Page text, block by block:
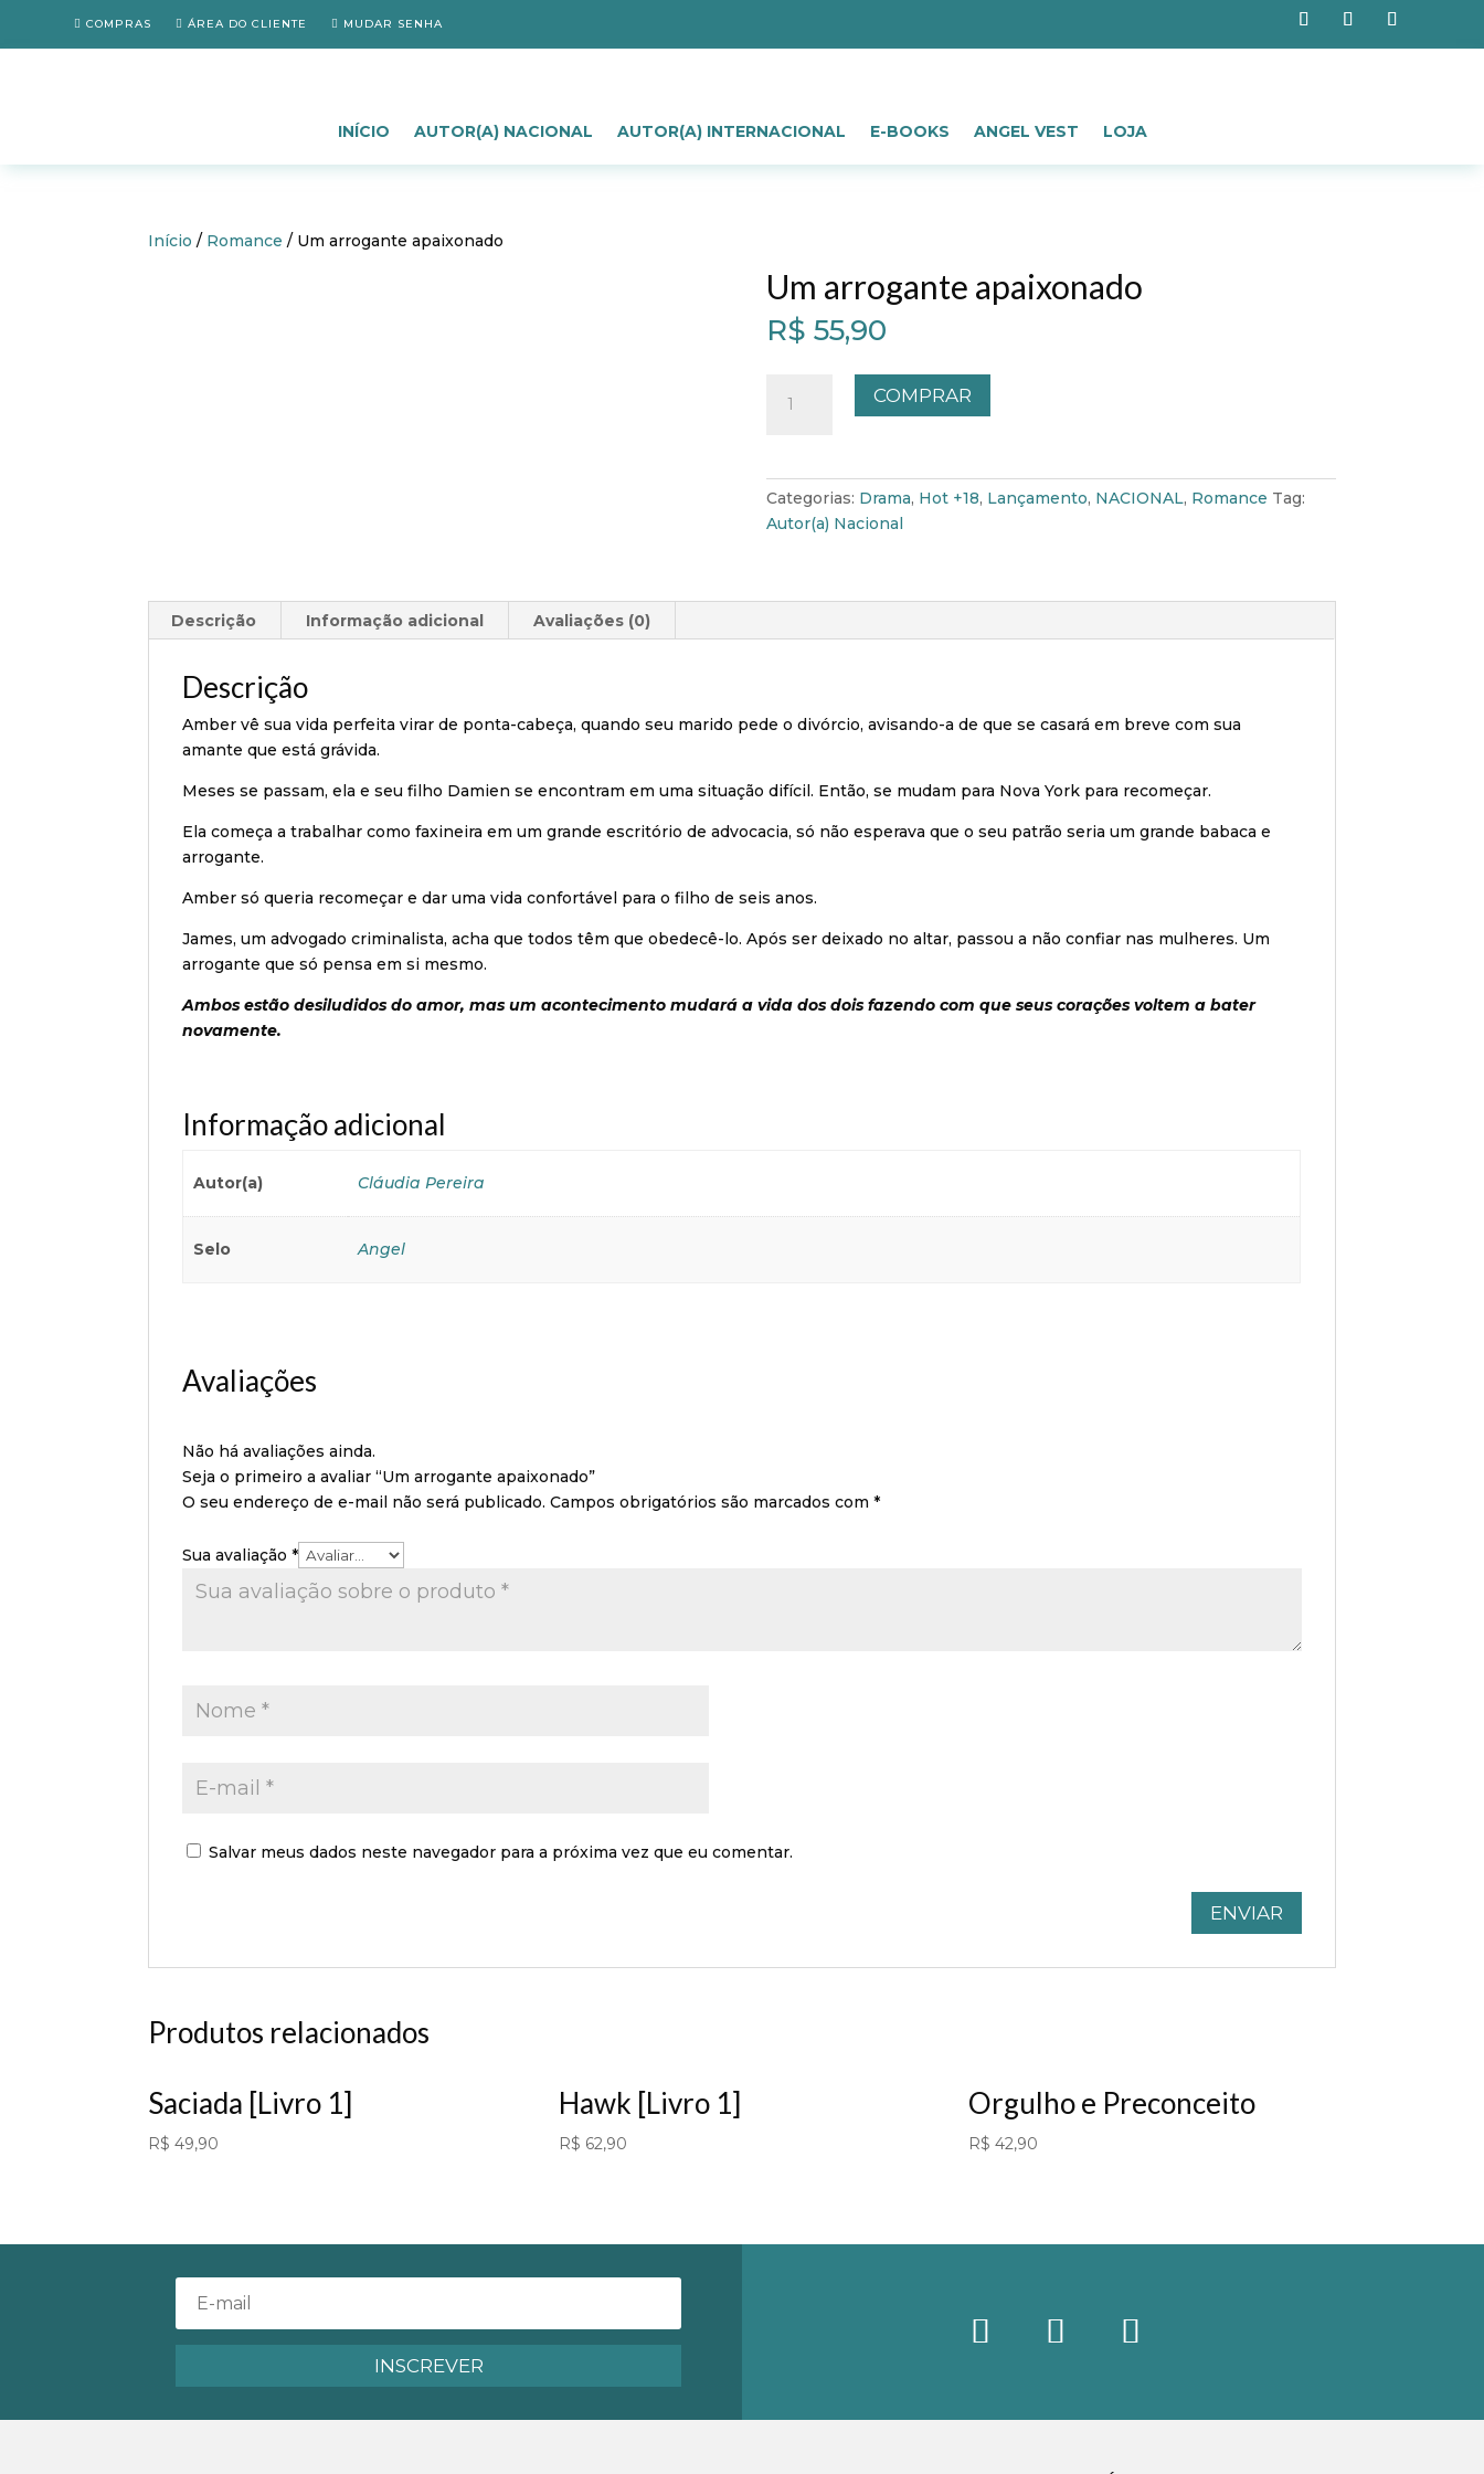
COMPRAS ÁREA DO CLIENTE MUDAR SENHA
INÍCIO AUTOR(A) NACIONAL AUTOR(A) INTERNACIONAL E-BOOKS ANGEL VEST LOJA
Início / Romance / Um arrogante apaixonado
Um arrogante apaixonado
R$ 55,90
arrogante
COMPRAR
Categorias: Drama, Hot +18, Lançamento, NACIONAL, Romance Tag:
Autor(a) Nacional
Descrição Informação adicional Avaliações (0)
Descrição
Amber vê sua vida perfeita virar de ponta-cabeça, quando seu marido pede o divórcio, avisando-a de que se casará em breve com sua
amante que está grávida.
Meses se passam, ela e seu filho Damien se encontram em uma situação difícil. Então, se mudam para Nova York para recomeçar.
Ela começa a trabalhar como faxineira em um grande escritório de advocacia, só não esperava que o seu patrão seria um grande babaca e
arrogante.
Amber só queria recomeçar e dar uma vida confortável para o filho de seis anos.
James, um advogado criminalista, acha que todos têm que obedecê-lo. Após ser deixado no altar, passou a não confiar nas mulheres. Um
arrogante que só pensa em si mesmo.
Ambos estão desiludidos do amor, mas um acontecimento mudará a vida dos dois fazendo com que seus corações voltem a bater
novamente.
Informação adicional
Autor(a) Cláudia Pereira
Selo Angel
Avaliações
Não há avaliações ainda.
Seja o primeiro a avaliar “Um arrogante apaixonado”
O seu endereço de e-mail não será publicado. Campos obrigatórios são marcados com*
Sua avaliação*
Salvar meus dados neste navegador para a próxima vez que eu comentar.
Produtos relacionados
Saciada [Livro 1]
R$ 49,90
Hawk [Livro 1]
R$ 62,90
Orgulho e Preconceito
R$ 42,90
INSCREVER